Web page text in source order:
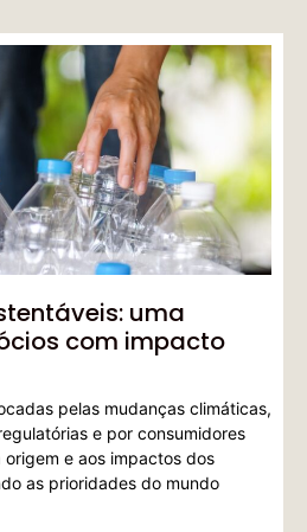
uma
com impacto
pelas mudanças climáticas,
e por consumidores
e aos impactos dos
as prioridades do mundo